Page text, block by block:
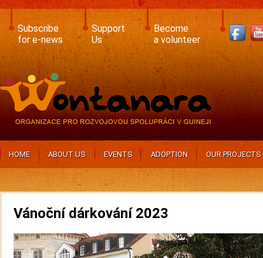
Skip
main
content
Subscribe
for e-news
Support
Us
Become
a volunteer
HOME ABOUT US EVENTS ADOPTION OUR PROJECTS
Vánoční dárkování 2023